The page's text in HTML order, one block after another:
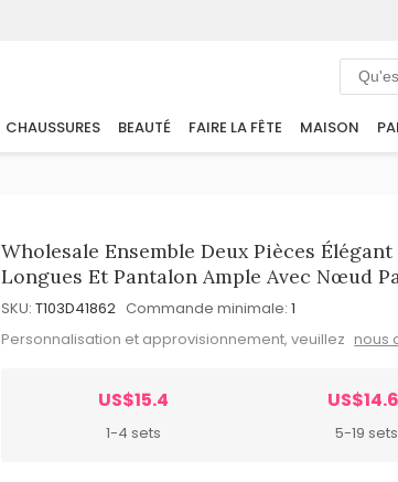
CHAUSSURES BEAUTÉ FAIRE LA FÊTE MAISON
Wholesale Ensemble Deux Pièces
Longues Et Pantalon Ample Avec Nœud
SKU: T103D41862 Commande minimale: 1
Personnalisation et approvisionnement, veuillez nous
US$15.4
1-4 sets 5-19 sets